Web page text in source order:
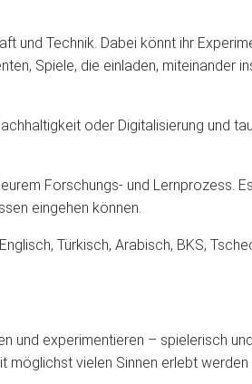
und Technik. Dabei könnt ihr
Spiele, die einladen, miteinander
oder Digitalisierung und
Forschungs- und Lernprozess.
eingehen können.
Türkisch, Arabisch, BKS,
experimentieren – spielerisch
vielen Sinnen erlebt